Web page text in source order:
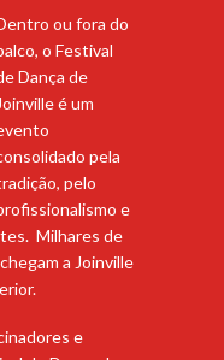
ou fora do
o Festival
Dança de
Joinville é um
pela
pelo
e
Milhares de
a Joinville
e